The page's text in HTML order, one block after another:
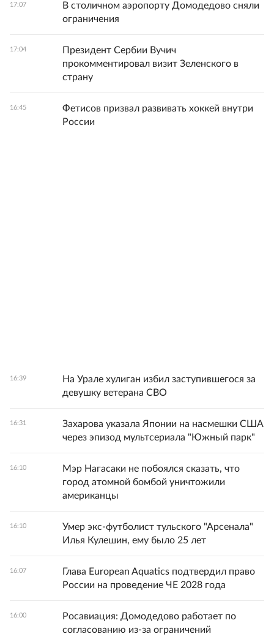
17:07
В столичном аэропорту Домодедово сняли
ограничения
17:04
Президент Сербии Вучич
прокомментировал визит Зеленского в
страну
16:45
Фетисов призвал развивать хоккей внутри
России
16:39
На Урале хулиган избил заступившегося за
девушку ветерана СВО
16:31
Захарова указала Японии на насмешки США
через эпизод мультсериала "Южный парк"
16:10
Мэр Нагасаки не побоялся сказать, что
город атомной бомбой уничтожили
американцы
16:10
Умер экс-футболист тульского "Арсенала"
Илья Кулешин, ему было 25 лет
16:07
Глава European Aquatics подтвердил право
России на проведение ЧЕ 2028 года
16:00
Росавиация: Домодедово работает по
согласованию из-за ограничений